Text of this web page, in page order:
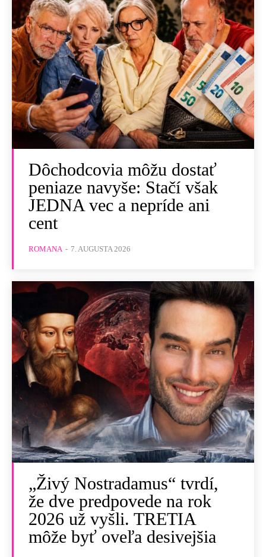
Dôchodcovia môžu dostať
peniaze navyše: Stačí však
JEDNA vec a nepríde ani
cent
ROMANA - 7. AUGUSTA 2026
„Živý Nostradamus“ tvrdí,
že dve predpovede na rok
2026 už vyšli. TRETIA
môže byť oveľa desivejšia